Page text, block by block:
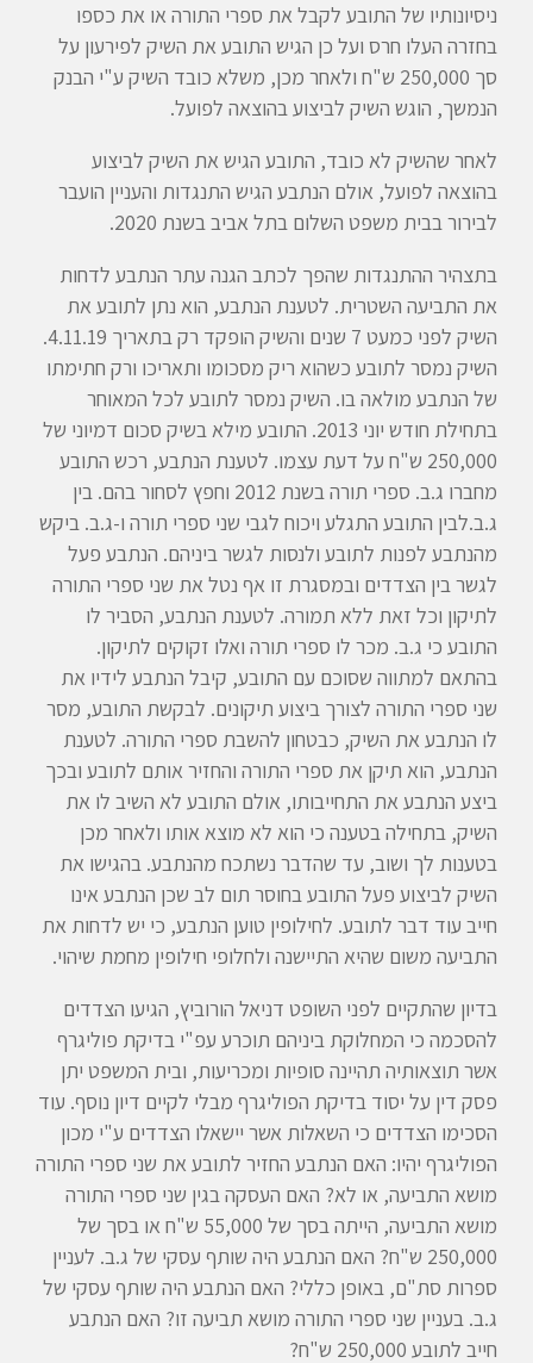
ניסיונותיו של התובע לקבל את ספרי התורה או את כספו
בחזרה העלו חרס ועל כן הגיש התובע את השיק לפירעון על
סך 250,000 ש"ח ולאחר מכן, משלא כובד השיק ע"י הבנק
הנמשך, הוגש השיק לביצוע בהוצאה לפועל.
לאחר שהשיק לא כובד, התובע הגיש את השיק לביצוע
בהוצאה לפועל, אולם הנתבע הגיש התנגדות והעניין הועבר
לבירור בבית משפט השלום בתל אביב בשנת 2020.
בתצהיר ההתנגדות שהפך לכתב הגנה עתר הנתבע לדחות
את התביעה השטרית. לטענת הנתבע, הוא נתן לתובע את
השיק לפני כמעט 7 שנים והשיק הופקד רק בתאריך 4.11.19.
השיק נמסר לתובע כשהוא ריק מסכומו ותאריכו ורק חתימתו
של הנתבע מולאה בו. השיק נמסר לתובע לכל המאוחר
בתחילת חודש יוני 2013. התובע מילא בשיק סכום דמיוני של
250,000 ש"ח על דעת עצמו. לטענת הנתבע, רכש התובע
מחברו ג.ב. ספרי תורה בשנת 2012 וחפץ לסחור בהם. בין
ג.ב.לבין התובע התגלע ויכוח לגבי שני ספרי תורה ו-ג.ב. ביקש
מהנתבע לפנות לתובע ולנסות לגשר ביניהם. הנתבע פעל
לגשר בין הצדדים ובמסגרת זו אף נטל את שני ספרי התורה
לתיקון וכל זאת ללא תמורה. לטענת הנתבע, הסביר לו
התובע כי ג.ב. מכר לו ספרי תורה ואלו זקוקים לתיקון.
בהתאם למתווה שסוכם עם התובע, קיבל הנתבע לידיו את
שני ספרי התורה לצורך ביצוע תיקונים. לבקשת התובע, מסר
לו הנתבע את השיק, כבטחון להשבת ספרי התורה. לטענת
הנתבע, הוא תיקן את ספרי התורה והחזיר אותם לתובע ובכך
ביצע הנתבע את התחייבותו, אולם התובע לא השיב לו את
השיק, בתחילה בטענה כי הוא לא מוצא אותו ולאחר מכן
בטענות לך ושוב, עד שהדבר נשתכח מהנתבע. בהגישו את
השיק לביצוע פעל התובע בחוסר תום לב שכן הנתבע אינו
חייב עוד דבר לתובע. לחילופין טוען הנתבע, כי יש לדחות את
התביעה משום שהיא התיישנה ולחלופי חילופין מחמת שיהוי.
בדיון שהתקיים לפני השופט דניאל הורוביץ, הגיעו הצדדים
להסכמה כי המחלוקת ביניהם תוכרע עפ"י בדיקת פוליגרף
אשר תוצאותיה תהיינה סופיות ומכריעות, ובית המשפט יתן
פסק דין על יסוד בדיקת הפוליגרף מבלי לקיים דיון נוסף. עוד
הסכימו הצדדים כי השאלות אשר יישאלו הצדדים ע"י מכון
הפוליגרף יהיו: האם הנתבע החזיר לתובע את שני ספרי התורה
מושא התביעה, או לא? האם העסקה בגין שני ספרי התורה
מושא התביעה, הייתה בסך של 55,000 ש"ח או בסך של
250,000 ש"ח? האם הנתבע היה שותף עסקי של ג.ב. לעניין
ספרות סת"ם, באופן כללי? האם הנתבע היה שותף עסקי של
ג.ב. בעניין שני ספרי התורה מושא תביעה זו? האם הנתבע
חייב לתובע 250,000 ש"ח?